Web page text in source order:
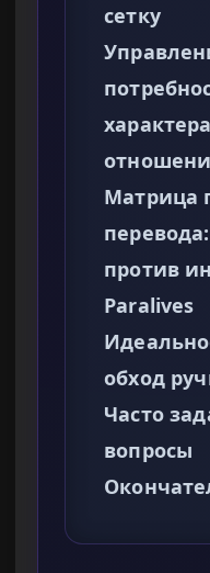
сетку
Матрица
против
Paralives
обход
Часто
вопросы